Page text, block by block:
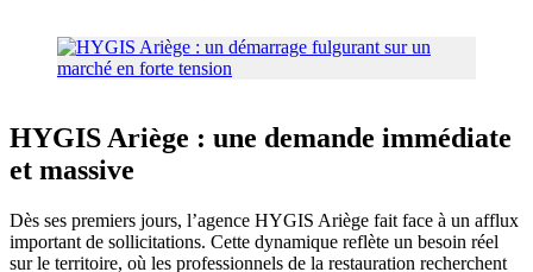
HYGIS Ariège : une demande immédiate
et massive
Dès ses premiers jours, l’agence HYGIS Ariège fait face à un afflux
important de sollicitations. Cette dynamique reflète un besoin réel
sur le territoire, où les professionnels de la restauration recherchent